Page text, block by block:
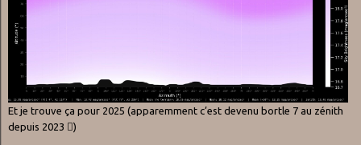
Et je trouve ça pour 2025 (apparemment c’est devenu bortle 7 au zénith
depuis 2023 🫪)